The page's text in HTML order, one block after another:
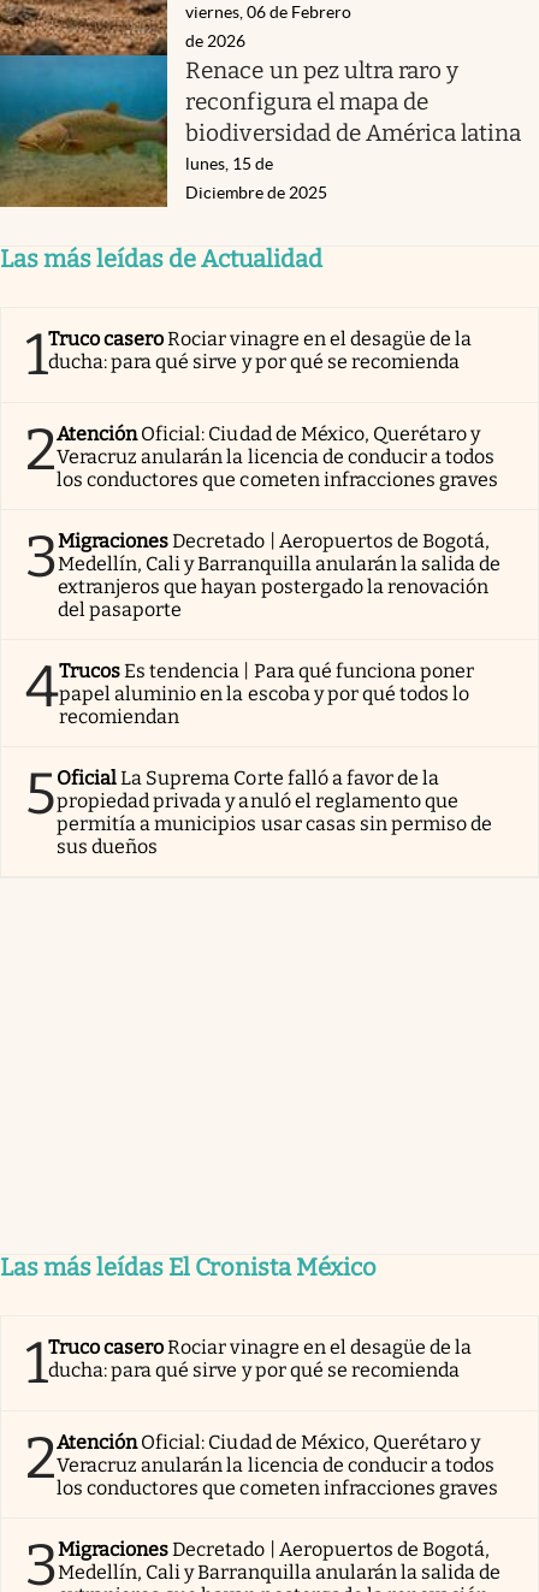
viernes, 06 de Febrero
de 2026
Renace un pez ultra raro y
reconfigura el mapa de
biodiversidad de América latina
lunes, 15 de
Diciembre de 2025
Las más leídas de Actualidad
1Truco caseroRociar vinagre en el desagüe de la
ducha: para qué sirve y por qué se recomienda
2AtenciónOficial: Ciudad de México, Querétaro y
Veracruz anularán la licencia de conducir a todos
los conductores que cometen infracciones graves
3MigracionesDecretado | Aeropuertos de Bogotá,
Medellín, Cali y Barranquilla anularán la salida de
extranjeros que hayan postergado la renovación
del pasaporte
4TrucosEs tendencia | Para qué funciona poner
papel aluminio en la escoba y por qué todos lo
recomiendan
5OficialLa Suprema Corte falló a favor de la
propiedad privada y anuló el reglamento que
permitía a municipios usar casas sin permiso de
sus dueños
Las más leídas El Cronista México
1Truco caseroRociar vinagre en el desagüe de la
ducha: para qué sirve y por qué se recomienda
2AtenciónOficial: Ciudad de México, Querétaro y
Veracruz anularán la licencia de conducir a todos
los conductores que cometen infracciones graves
3MigracionesDecretado | Aeropuertos de Bogotá,
Medellín, Cali y Barranquilla anularán la salida de